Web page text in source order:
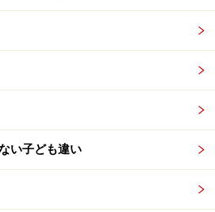
られるのが漢字の書き順ではな
よると、漢字の書き順について
と示されています。現在の国語
の書き順には、「複数存在する
いても、小学校の低学年におい
が出てきますが、中学年・高学
」とは言えなくなります。
い子ども違い